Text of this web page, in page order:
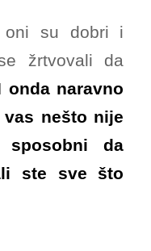
oni su dobri i
žrtvovali da
onda naravno
nešto nije
da
ste sve što